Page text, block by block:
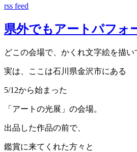
rss feed
県外でもアートパフォ
どこの会場で、かくれ文字絵を描い
実は、ここは石川県金沢市にある
5/12から始まった
「アートの光展」の会場。
出品した作品の前で、
鑑賞に来てくれた方々と